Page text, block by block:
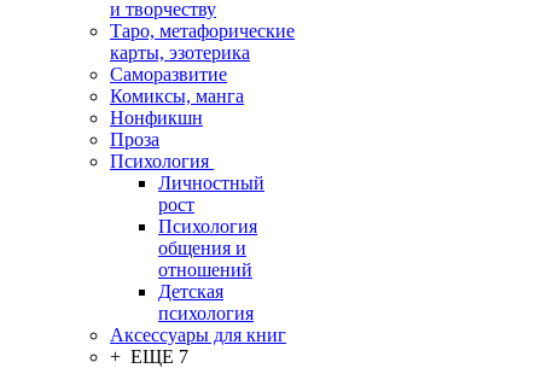
и творчеству
Таро, метафорические
карты, эзотерика
Саморазвитие
Комиксы, манга
Нонфикшн
Проза
Психология
Личностный
рост
Психология
общения и
отношений
Детская
психология
Аксессуары для книг
+ ЕЩЕ 7